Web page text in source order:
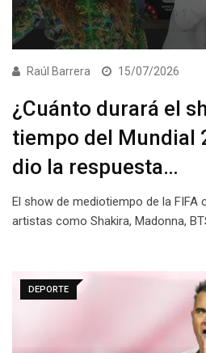
Raúl Barrera 15/07/2026
¿Cuánto durará el
tiempo del Mundial
dio la respuesta…
El show de mediotiempo de la FIFA
artistas como Shakira, Madonna,
DEPORTE